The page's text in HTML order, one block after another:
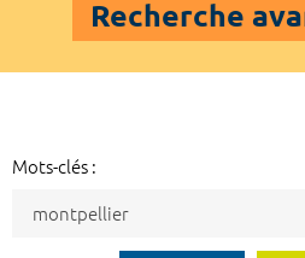
Recherche
Mots-clés :